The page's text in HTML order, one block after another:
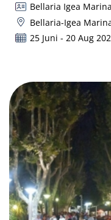
Bellaria Igea Marina
Bellaria-Igea
25 Juni - 20 Aug